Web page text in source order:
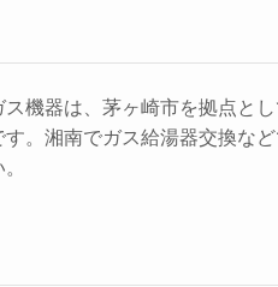
ス機器は、茅ヶ崎市を拠点と
す。湘南でガス給湯器交換な